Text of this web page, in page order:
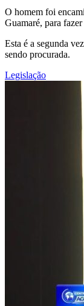
O homem foi
Guamaré, para
Esta é a segunda
sendo procurada.
Legislação